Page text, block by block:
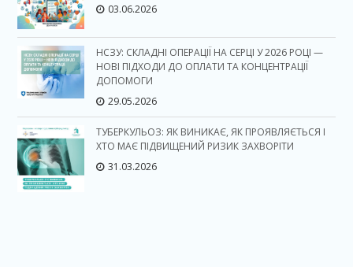
03.06.2026
НСЗУ: СКЛАДНІ ОПЕРАЦІЇ НА СЕРЦІ У 2026 РОЦІ —
НОВІ ПІДХОДИ ДО ОПЛАТИ ТА КОНЦЕНТРАЦІЇ
ДОПОМОГИ
29.05.2026
ТУБЕРКУЛЬОЗ: ЯК ВИНИКАЄ, ЯК ПРОЯВЛЯЄТЬСЯ І
ХТО МАЄ ПІДВИЩЕНИЙ РИЗИК ЗАХВОРІТИ
31.03.2026